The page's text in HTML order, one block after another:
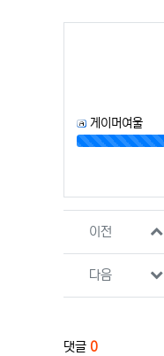
게이머여울
96%
관련자료
이전
다음
댓글 0